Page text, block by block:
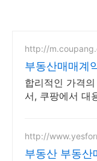
http://
부동산매매계
튼튼한 서류정
합리적인 가격
서, 쿠팡에서 대
세요.
http://
부동산 부동산